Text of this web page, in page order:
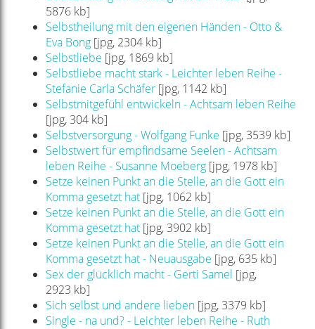
5876 kb]
Selbstheilung mit den eigenen Händen - Otto &
Eva Bong[jpg, 2304 kb]
Selbstliebe [jpg, 1869 kb]
Selbstliebe macht stark - Leichter leben Reihe -
Stefanie Carla Schäfer[jpg, 1142 kb]
Selbstmitgefühl entwickeln - Achtsam leben Reihe
[jpg, 304 kb]
Selbstversorgung - Wolfgang Funke [jpg, 3539 kb]
Selbstwert für empfindsame Seelen - Achtsam
leben Reihe - Susanne Moeberg[jpg, 1978 kb]
Setze keinen Punkt an die Stelle, an die Gott ein
Komma gesetzt hat[jpg, 1062 kb]
Setze keinen Punkt an die Stelle, an die Gott ein
Komma gesetzt hat[jpg, 3902 kb]
Setze keinen Punkt an die Stelle, an die Gott ein
Komma gesetzt hat - Neuausgabe [jpg, 635 kb]
Sex der glücklich macht - Gerti Samel [jpg,
2923 kb]
Sich selbst und andere lieben[jpg, 3379 kb]
Single - na und? - Leichter leben Reihe - Ruth